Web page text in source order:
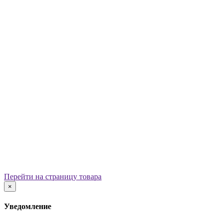
Игровые элементы
Качалки на пружине
Перейти на страницу товара
×
Уведомление